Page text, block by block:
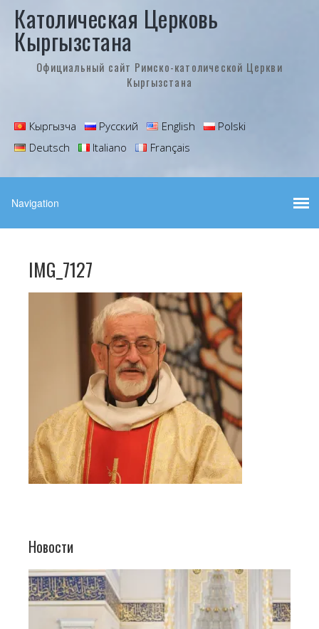
Католическая Церковь
Кыргызстана
Официальный сайт Римско-католической Церкви
Кыргызстана
Кыргызча Русский English
Polski
Deutsch
Italiano Français
IMG_7127
Новости